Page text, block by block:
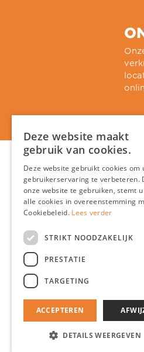
CONTACT
Clou B.V.
Thermiekstraat 1
Geen bezoekadres
+31 (0)45 524 5656
Ma t/m vrijdag
17:00u
Deze website maakt
gebruik van cookies.
Deze website gebruikt cookies om
gebruikerservaring te verbeteren.
onze website te gebruiken, stemt
alle cookies in overeenstemming
Cookiebeleid. Lees verder
STRIKT NOODZAKELIJK
PRESTATIE
TARGETING
ACCEPTEREN
DETAILS WEERGEVEN